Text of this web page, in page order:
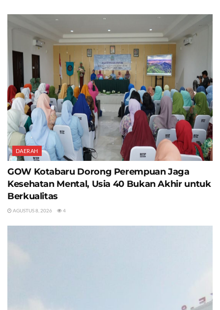
DAERAH
GOW Kotabaru Dorong Perempuan Jaga
Kesehatan Mental, Usia 40 Bukan Akhir untuk
Berkualitas
AGUSTUS 8, 2026 4